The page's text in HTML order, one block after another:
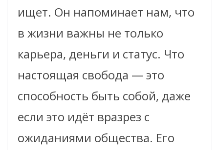
ищет. Он напоминает нам, что
в жизни важны не только
карьера, деньги и статус. Что
настоящая свобода — это
способность быть собой, даже
если это идёт вразрез с
ожиданиями общества. Его